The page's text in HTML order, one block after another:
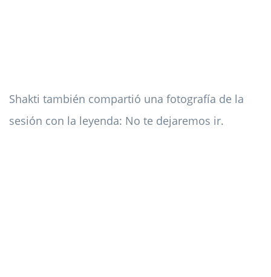
Shakti también compartió una fotografía de la
sesión con la leyenda: No te dejaremos ir.